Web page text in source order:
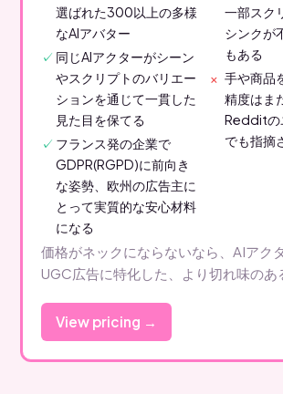
選ばれた300以上の多様
なAIアバター
同じAIアクターがシーン
やスクリプトのバリエー
ションを通じて一貫した
見た目を保てる
フランス発の企業で
GDPR(RGPD)に前向き
な姿勢、欧州の広告主に
とって実質的な安心材料
になる
一部スク
シンクが
もある
手や商品
精度はま
Redditの
でも指摘
価格がネックにならないなら、AIアク
UGC広告に特化した、より切れ味のあ
View pricing →